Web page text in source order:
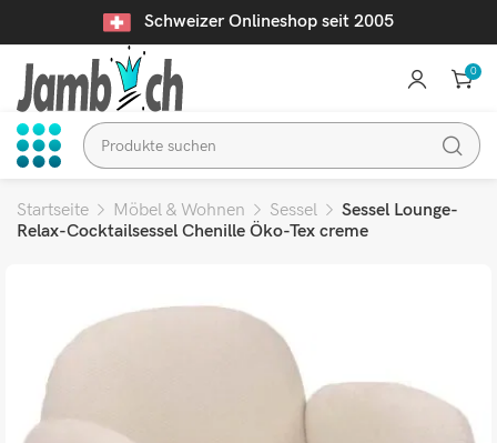
Schweizer Onlineshop seit 2005
0
Startseite Möbel & Wohnen Sessel
Sessel Lounge-
Relax-Cocktailsessel Chenille Öko-Tex creme